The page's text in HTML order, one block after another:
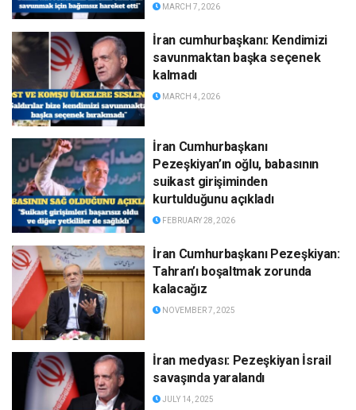
MARCH 7, 2026
İran cumhurbaşkanı: Kendimizi
savunmaktan başka seçenek
kalmadı
MARCH 4, 2026
İran Cumhurbaşkanı
Pezeşkiyan’ın oğlu, babasının
suikast girişiminden
kurtulduğunu açıkladı
FEBRUARY 28, 2026
İran Cumhurbaşkanı Pezeşkiyan:
Tahran’ı boşaltmak zorunda
kalacağız
NOVEMBER 7, 2025
İran medyası: Pezeşkiyan İsrail
savaşında yaralandı
JULY 14, 2025